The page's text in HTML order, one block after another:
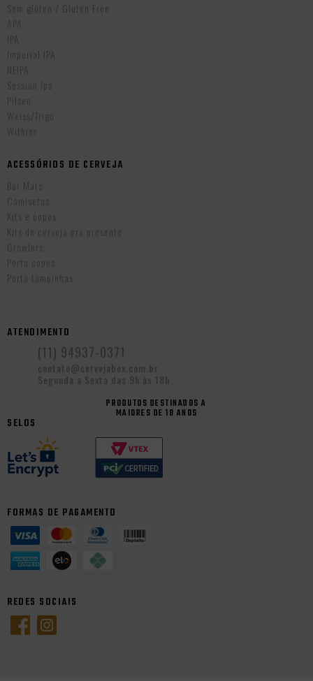
Sem glúten / Gluten Free
APA
IPA
Imperial IPA
NEIPA
Session Ipa
Pilsen
Weiss/Trigo
Witbier
ACESSÓRIOS DE CERVEJA
Bar Mats
Camisetas
Kits e copos
Kits de cerveja pra presente
Growlers
Porta copos
Porta tampinhas
ATENDIMENTO
(11) 94937-0371
contato@cervejabox.com.br
Segunda a Sexta das 9h às 18h
PRODUTOS DESTINADOS A
MAIORES DE 18 ANOS
SELOS
FORMAS DE PAGAMENTO
REDES SOCIAIS